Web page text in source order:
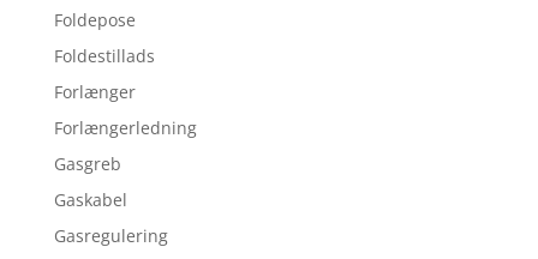
Foldepose
Foldestillads
Forlænger
Forlængerledning
Gasgreb
Gaskabel
Gasregulering